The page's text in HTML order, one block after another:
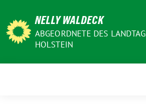
zum
Inhalt
NELLY WALDECK
ABGEORDNETE DES
HOLSTEIN